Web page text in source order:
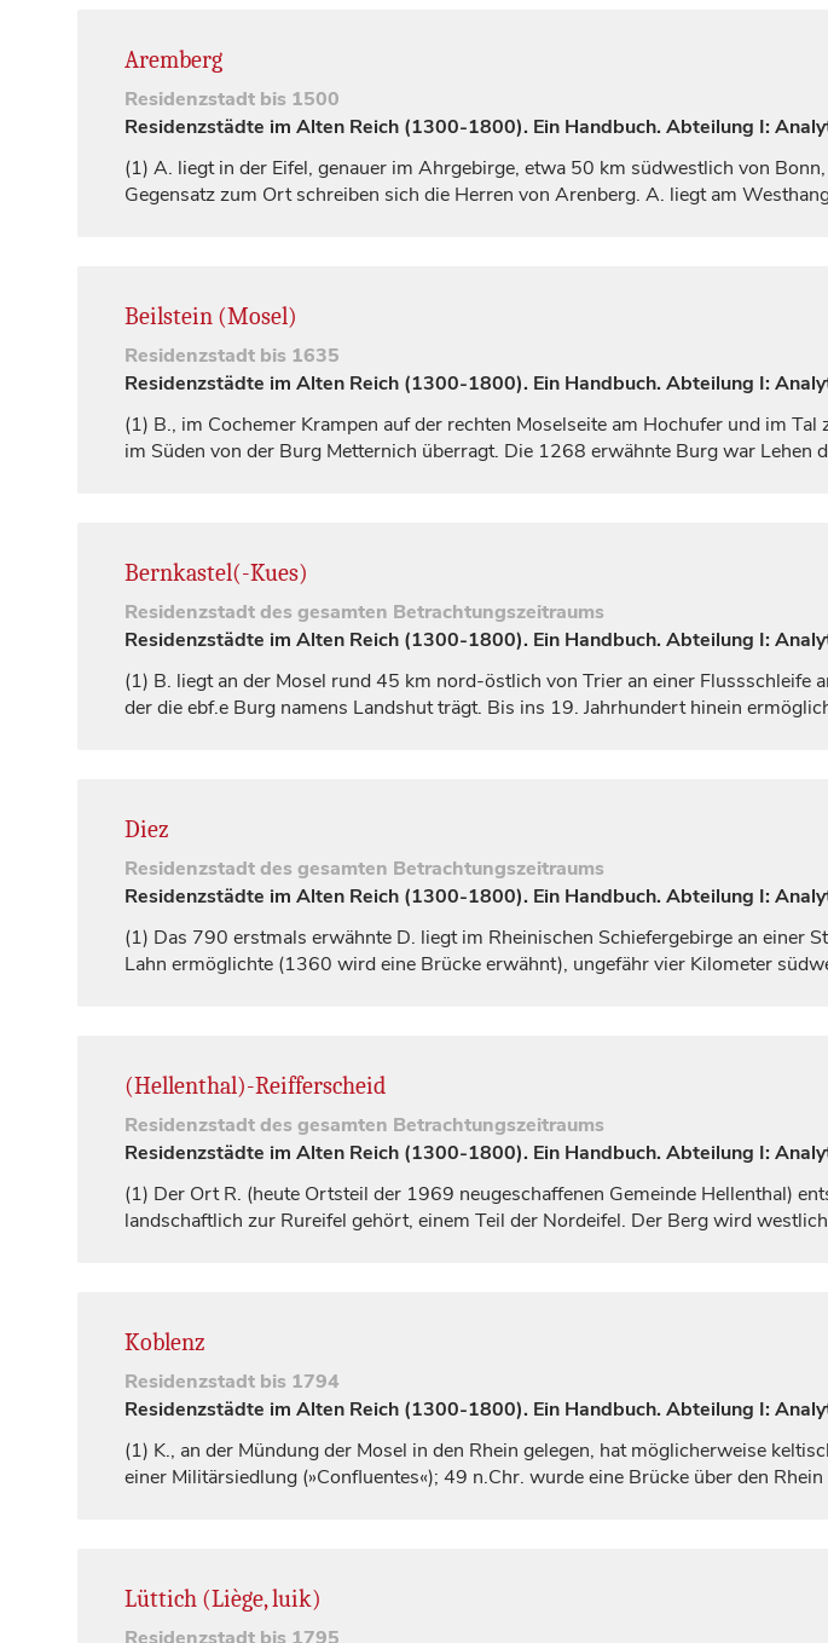
Aremberg
Residenzstadt bis 1500
Residenzstädte im Alten Reich (1300-1800). Ein Handbuch. Abteilung I:
(1) A. liegt in der Eifel, genauer im Ahrgebirge, etwa 50 km südwestlich von Bonn
Gegensatz zum Ort schreiben sich die Herren von Arenberg. A. liegt am
Beilstein (Mosel)
Residenzstadt bis 1635
Residenzstädte im Alten Reich (1300-1800). Ein Handbuch. Abteilung I:
(1) B., im Cochemer Krampen auf der rechten Moselseite am Hochufer und im
im Süden von der Burg Metternich überragt. Die 1268 erwähnte Burg war Lehen
Bernkastel(-Kues)
Residenzstadtdes gesamten Betrachtungszeitraums
Residenzstädte im Alten Reich (1300-1800). Ein Handbuch. Abteilung I:
(1) B. liegt an der Mosel rund 45 km nord-östlich von Trier an einer Flussschleife
der die ebf.e Burg namens Landshutträgt. Bis ins 19. Jahrhunderthinein
Diez
Residenzstadtdes gesamten Betrachtungszeitraums
Residenzstädte im Alten Reich (1300-1800). Ein Handbuch. Abteilung I:
(1) Das 790 erstmals erwähnte D. liegt im Rheinischen Schiefergebirge an einer
Lahn ermöglichte (1360 wird eine Brücke erwähnt), ungefähr vier Kilometer
(Hellenthal)-Reifferscheid
Residenzstadtdes gesamten Betrachtungszeitraums
Residenzstädte im Alten Reich (1300-1800). Ein Handbuch. Abteilung I:
(1) Der Ort R. (heute Ortsteil der 1969 neugeschaffenen Gemeinde Hellenthal)
landschaftlich zur Rureifel gehört, einem Teil der Nordeifel. Der Berg wird
Koblenz
Residenzstadt bis 1794
Residenzstädte im Alten Reich (1300-1800). Ein Handbuch. Abteilung I:
(1) K., an der Mündung der Mosel in den Rhein gelegen, hat möglicherweise
einer Militärsiedlung (»Confluentes«); 49 n.Chr. wurde eine Brücke über den
Lüttich (Liège, luik)
Residenzstadt bis 1795